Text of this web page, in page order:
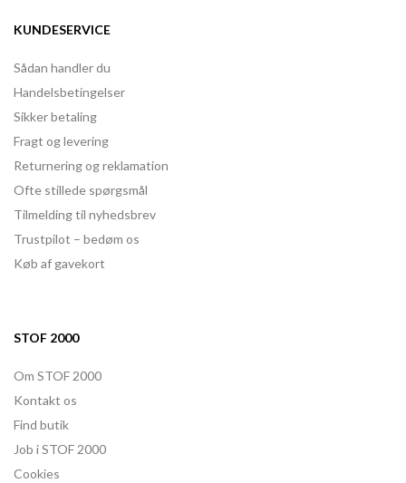
KUNDESERVICE
Sådan handler du
Handelsbetingelser
Sikker betaling
Fragt og levering
Returnering og reklamation
Ofte stillede spørgsmål
Tilmelding til nyhedsbrev
Trustpilot – bedøm os
Køb af gavekort
STOF 2000
Om STOF 2000
Kontakt os
Find butik
Job i STOF 2000
Cookies